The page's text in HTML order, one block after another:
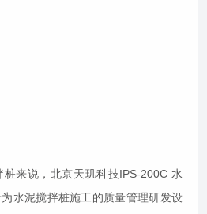
来说，北京天玑科技IPS-200C 水
水泥搅拌桩施工的质量管理研发设